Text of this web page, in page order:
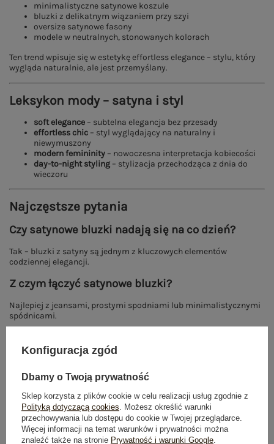
minimalistyczne satynowe koszule
bluzki z delikatnym wiązaniem przy szyi
oversize satynowe fasony
modele w neutralnych, stonowanych kolorach
Ten trend wpisuje się w estetykę effortless elegance – stylu, który
wygląda naturalnie, ale jest przemyślany.
Leksykon mody – satyna i styl
soft elegance – subtelna elegancja bez przesady
effortless chic – styl wyglądający na naturalny i
niewymuszony
modern femininity – nowoczesna interpretacja kobiecości
day-to-night styling – stylizacja przechodząca z dnia do
wieczoru
Najczęstsze pytania
Czy satynowe bluzki nadają się na co dzień?
Tak – bluzki z satyny są jednym z kluczowych elementów
codziennej elegancji.
Z czym łączyć satynowe bluzki?
Najlepiej z jeansami, prostymi spodniami lub minimalistycznymi
spódnicami.
W zależności od kroju może podkreślać kształty, dlatego ważny
Czy satynowe bluzki są modne?
Tak – to jeden z najmocniejszych trendów eleganckiej mody na
obecny sezon.
Konfiguracja zgód
Dbamy o Twoją prywatność
Sklep korzysta z plików cookie w celu realizacji usług zgodnie z
Polityką dotyczącą cookies. Możesz określić warunki
przechowywania lub dostępu do cookie w Twojej przeglądarce.
Więcej informacji na temat warunków i prywatności można
znaleźć także na stronie Prywatność i warunki Google.